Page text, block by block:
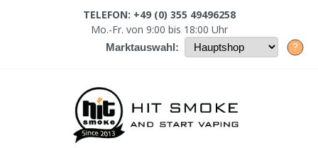
TELEFON: +49 (0) 355 49496258
Mo.-Fr. von 9:00 bis 18:00 Uhr
Marktauswahl: ?